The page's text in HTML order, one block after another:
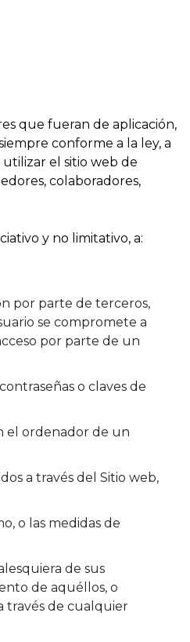
que fueran de aplicación,
conforme a la ley, a
utilizar el sitio web de
colaboradores,
y no limitativo, a:
por parte de terceros,
se compromete a
por parte de un
o claves de
el ordenador de un
a través del Sitio web,
o las medidas de
de sus
de aquéllos, o
través de cualquier